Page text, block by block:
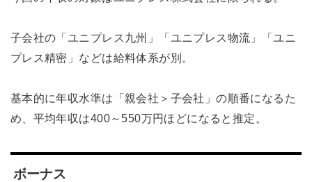
子会社の「ユニプレス九州」「ユニプレス物流」「ユニ
プレス精密」などは給料体系が別。
基本的に年収水準は「親会社＞子会社」の順番になるた
め、平均年収は400～550万円ほどになると推定。
ボーナス